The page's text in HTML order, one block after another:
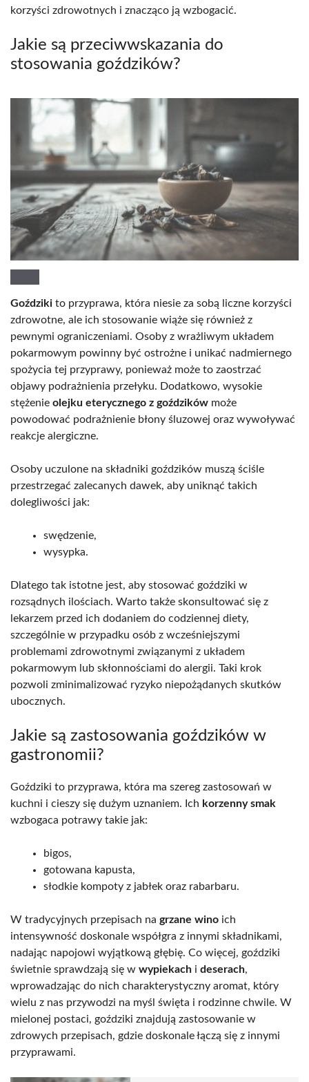
korzyści zdrowotnych i znacząco ją wzbogacić.
Jakie są przeciwwskazania do
stosowania goździków?
Goździki to przyprawa, która niesie za sobą liczne korzyści
zdrowotne, ale ich stosowanie wiąże się również z
pewnymi ograniczeniami. Osoby z wrażliwym układem
pokarmowym powinny być ostrożne i unikać nadmiernego
spożycia tej przyprawy, ponieważ może to zaostrzać
objawy podrażnienia przełyku. Dodatkowo, wysokie
stężenie olejku eterycznego z goździków może
powodować podrażnienie błony śluzowej oraz wywoływać
reakcje alergiczne.
Osoby uczulone na składniki goździków muszą ściśle
przestrzegać zalecanych dawek, aby uniknąć takich
dolegliwości jak:
swędzenie,
wysypka.
Dlatego tak istotne jest, aby stosować goździki w
rozsądnych ilościach. Warto także skonsultować się z
lekarzem przed ich dodaniem do codziennej diety,
szczególnie w przypadku osób z wcześniejszymi
problemami zdrowotnymi związanymi z układem
pokarmowym lub skłonnościami do alergii. Taki krok
pozwoli zminimalizować ryzyko niepożądanych skutków
ubocznych.
Jakie są zastosowania goździków w
gastronomii?
Goździki to przyprawa, która ma szereg zastosowań w
kuchni i cieszy się dużym uznaniem. Ich korzenny smak
wzbogaca potrawy takie jak:
bigos,
gotowana kapusta,
słodkie kompoty z jabłek oraz rabarbaru.
W tradycyjnych przepisach na grzane wino ich
intensywność doskonale współgra z innymi składnikami,
nadając napojowi wyjątkową głębię. Co więcej, goździki
świetnie sprawdzają się w wypiekach i deserach,
wprowadzając do nich charakterystyczny aromat, który
wielu z nas przywodzi na myśl święta i rodzinne chwile. W
mielonej postaci, goździki znajdują zastosowanie w
zdrowych przepisach, gdzie doskonale łączą się z innymi
przyprawami.